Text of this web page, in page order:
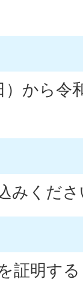
から令
みくだ
証明す